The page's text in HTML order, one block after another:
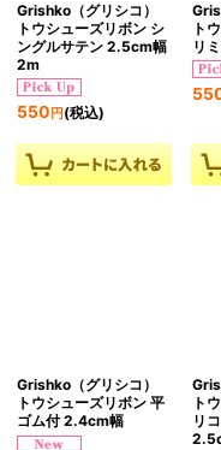
Grishko（グリシコ）
トウシューズリボン シ
ングルサテン 2.5cm幅
2m
550 円 (税込)
ト
リ
Grishko（グリシコ）
トウシューズリボン 平
ゴム付 2.4cm幅
ト
リ